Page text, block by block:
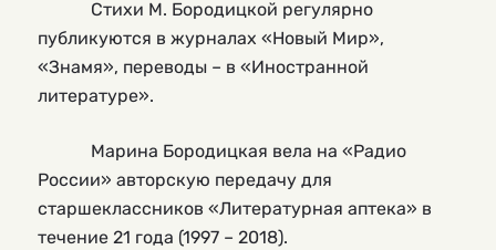
Стихи М. Бородицкой регулярно
публикуются в журналах «Новый Мир»,
«Знамя», переводы – в «Иностранной
литературе».
Марина Бородицкая вела на «Радио
России» авторскую передачу для
старшеклассников «Литературная аптека» в
течение 21 года (1997 – 2018).